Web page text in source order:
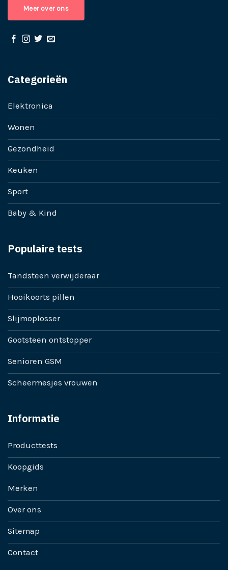
Meer over ons
Categorieën
Elektronica
Wonen
Gezondheid
Keuken
Sport
Baby & Kind
Populaire tests
Tandsteen verwijderaar
Hooikoorts pillen
Slijmoplosser
Gootsteen ontstopper
Senioren GSM
Scheermesjes vrouwen
Informatie
Producttests
Koopgids
Merken
Over ons
Sitemap
Contact